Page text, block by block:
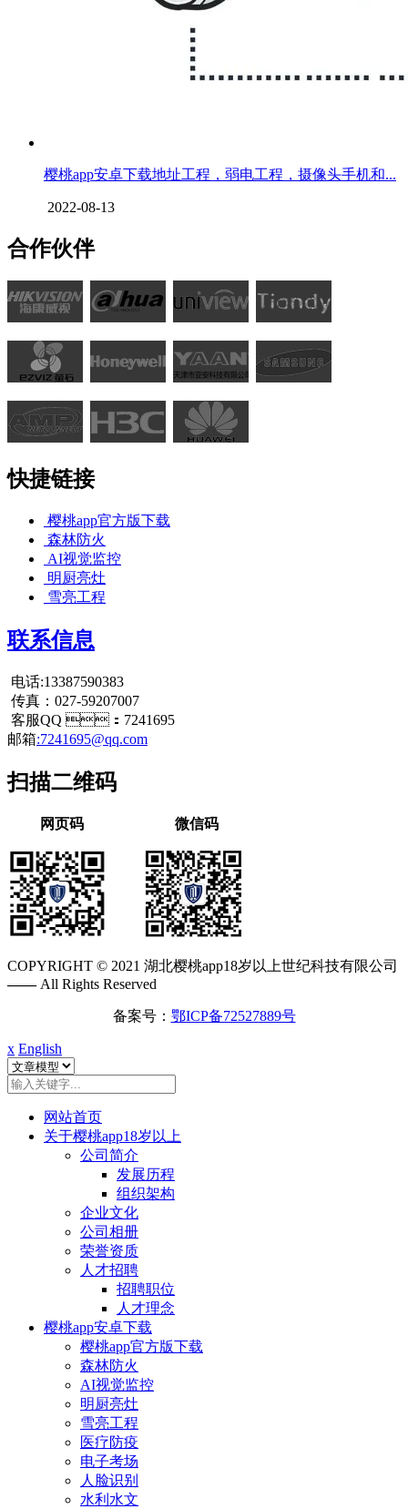
樱桃app安卓下载地址工程，弱电工程，摄像头手机和...
2022-08-13
合作伙伴
快捷链接
樱桃app官方版下载
森林防火
AI视觉监控
明厨亮灶
雪亮工程
联系信息
电话:13387590383
传真：027-59207007
客服QQ ：7241695
邮箱:7241695@qq.com
扫描二维码
网页码 微信码
COPYRIGHT © 2021 湖北樱桃app18岁以上世纪科技有限公司
——All Rights Reserved
备案号： 鄂ICP备72527889号
x English
网站首页
关于樱桃app18岁以上
公司简介
发展历程
组织架构
企业文化
公司相册
荣誉资质
人才招聘
招聘职位
人才理念
樱桃app安卓下载
樱桃app官方版下载
森林防火
AI视觉监控
明厨亮灶
雪亮工程
医疗防疫
电子考场
人脸识别
水利水文